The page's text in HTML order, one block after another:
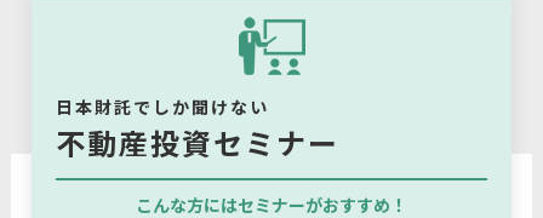
日本財託でしか聞けない
不動産投資セミナー
こんな方にはセミナーがおすすめ！